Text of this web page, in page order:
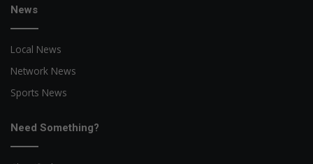
News
Local News
Network News
Sports News
Need Something?